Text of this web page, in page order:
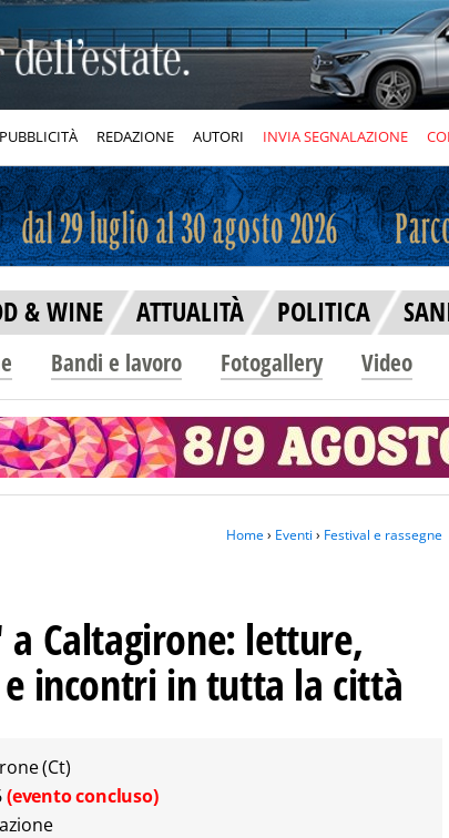
PUBBLICITÀ REDAZIONE AUTORI INVIA SEGNALAZIONE
& WINE ATTUALITÀ POLITICA
Bandi e lavoro Fotogallery Video
Home› Eventi › Festival e rassegne
Caltagirone: letture,
incontri in tutta la città
(Ct)
(evento concluso)